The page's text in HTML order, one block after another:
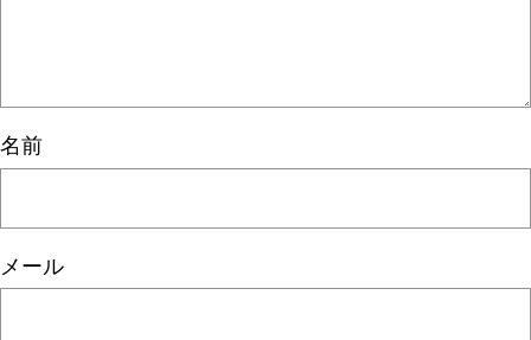
名前
メール